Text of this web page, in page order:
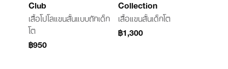
Club
เสื้อโปโลแขนสั้นแบบถักเด็ก
โต
฿950
Collection
เสื้อแขนสั้นเด็กโต
฿1,300